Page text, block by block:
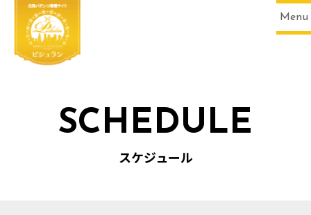
Menu
SCHEDULE
スケジュール